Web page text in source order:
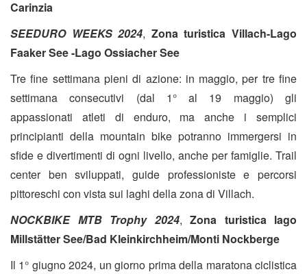
Carinzia
SEEDURO WEEKS 2024, Zona turistica Villach-Lago
Faaker See -Lago Ossiacher See
Tre fine settimana pieni di azione: in maggio, per tre fine
settimana consecutivi (dal 1° al 19 maggio) gli
appassionati atleti di enduro, ma anche i semplici
principianti della mountain bike potranno immergersi in
sfide e divertimenti di ogni livello, anche per famiglie. Trail
center ben sviluppati, guide professioniste e percorsi
pittoreschi con vista sui laghi della zona di Villach.
NOCKBIKE MTB Trophy 2024, Zona turistica lago
Millstätter See/Bad Kleinkirchheim/Monti Nockberge
Il 1° giugno 2024, un giorno prima della maratona ciclistica